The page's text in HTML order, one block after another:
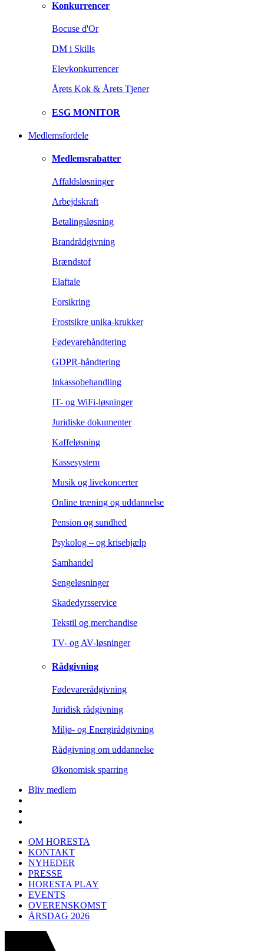
Konkurrencer
Bocuse d'Or
DM i Skills
Elevkonkurrencer
Årets Kok & Årets Tjener
ESG MONITOR
Medlemsfordele
Medlemsrabatter
Affaldsløsninger
Arbejdskraft
Betalingsløsning
Brandrådgivning
Brændstof
Elaftale
Forsikring
Frostsikre unika-krukker
Fødevarehåndtering
GDPR-håndtering
Inkassobehandling
IT- og WiFi-løsninger
Juridiske dokumenter
Kaffeløsning
Kassesystem
Musik og livekoncerter
Online træning og uddannelse
Pension og sundhed
Psykolog – og krisehjælp
Samhandel
Sengeløsninger
Skadedyrsservice
Tekstil og merchandise
TV- og AV-løsninger
Rådgivning
Fødevarerådgivning
Juridisk rådgivning
Miljø- og Energirådgivning
Rådgivning om uddannelse
Økonomisk sparring
Bliv medlem
OM HORESTA
KONTAKT
NYHEDER
PRESSE
HORESTA PLAY
EVENTS
OVERENSKOMST
ÅRSDAG 2026